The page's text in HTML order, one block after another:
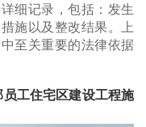
细记录，包括：发生
施以及整改结果。上
至关重要的法律依据
工住宅区建设工程施